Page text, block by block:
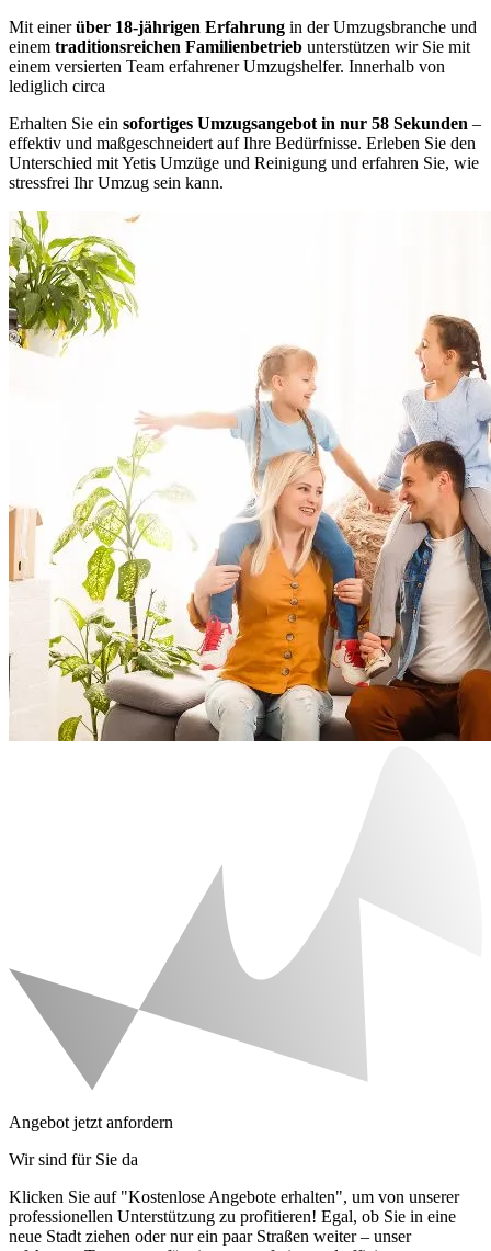
Mit einerüber 18-jährigen Erfahrung in der Umzugsbranche und
einem traditionsreichen Familienbetrieb unterstützen wir Sie mit
einem versierten Team erfahrener Umzugshelfer. Innerhalb von
lediglich circa
Erhalten Sie ein sofortiges Umzugsangebot in nur 58 Sekunden –
effektiv und maßgeschneidert auf Ihre Bedürfnisse. Erleben Sie den
Unterschied mit Yetis Umzüge und Reinigung und erfahren Sie, wie
stressfrei Ihr Umzug sein kann.
Angebot jetzt anfordern
Wir sind für Sie da
Klicken Sie auf "Kostenlose Angebote erhalten", um von unserer
professionellen Unterstützung zu profitieren! Egal, ob Sie in eine
neue Stadt ziehen oder nur ein paar Straßen weiter – unser